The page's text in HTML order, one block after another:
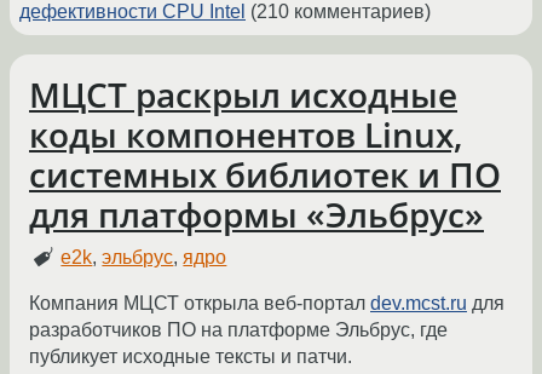
дефективности CPU Intel (210 комментариев)
МЦСТ раскрыл исходные
коды компонентов Linux,
системных библиотек и ПО
для платформы «Эльбрус»
e2k,эльбрус, ядро
Компания МЦСТ открыла веб-портал dev.mcst.ru для
разработчиков ПО на платформе Эльбрус, где
публикует исходные тексты и патчи.